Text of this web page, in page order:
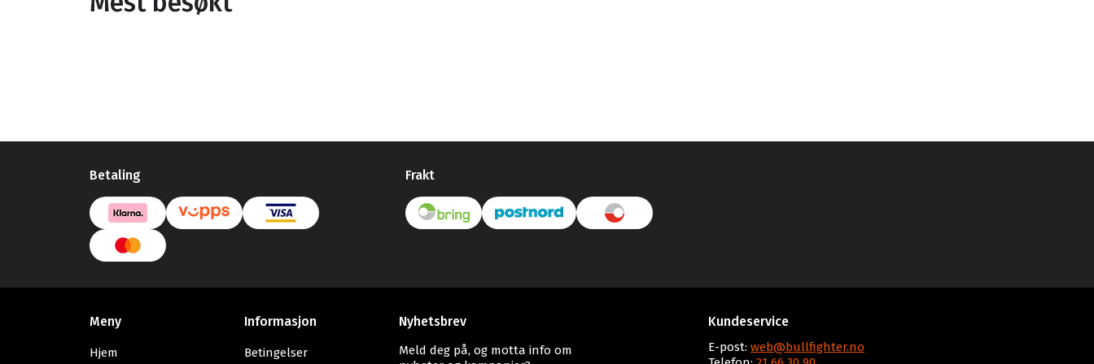
Betaling Frakt
Meny
Hjem
Informasjon
Betingelser
Nyhetsbrev
Meld deg på, og motta info om
Kundeservice
E-post: web@bullfighter.no